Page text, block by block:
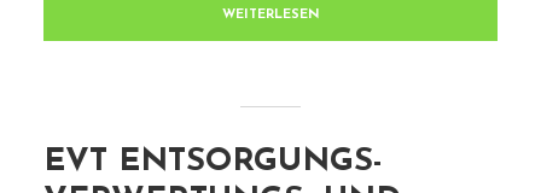
WEITERLESEN
EVT ENTSORGUNGS-